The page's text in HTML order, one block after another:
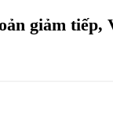
giảm tiếp,